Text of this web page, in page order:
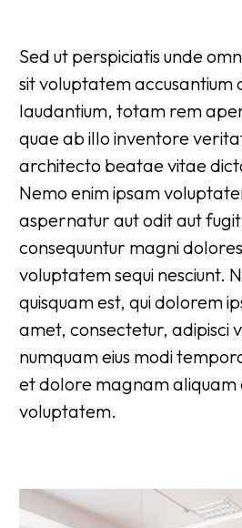
Sed ut perspiciatis unde
sit voluptatem accusantium
laudantium, totam rem
quae ab illo inventore
architecto beatae vitae
Nemo enim ipsam
aspernatur aut odit aut
consequuntur magni
voluptatem sequi nesciunt.
quisquam est, qui dolorem
amet, consectetur, adipisci
numquam eius modi
et dolore magnam
voluptatem.